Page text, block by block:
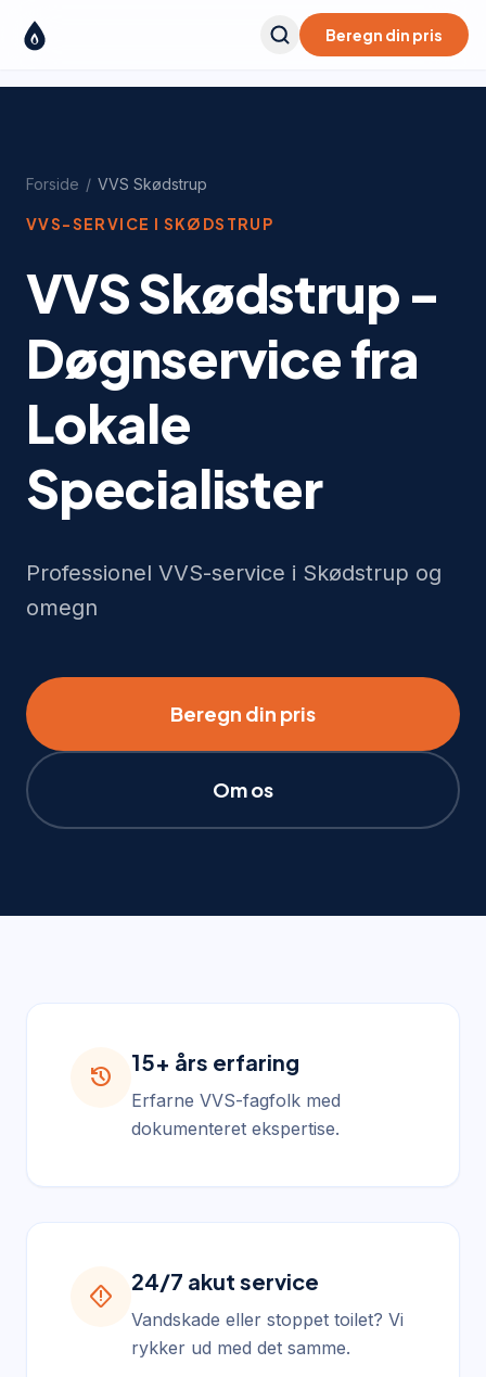
Beregn din pris
Forside / VVS Skødstrup
VVS-SERVICE I SKØDSTRUP
VVS Skødstrup -
Døgnservice fra
Lokale
Specialister
Professionel VVS-service i Skødstrup og
omegn
Beregn din pris
Om os
history
15+ års erfaring
Erfarne VVS-fagfolk med
dokumenteret ekspertise.
emergency_home
24/7 akut service
Vandskade eller stoppet toilet? Vi
rykker ud med det samme.